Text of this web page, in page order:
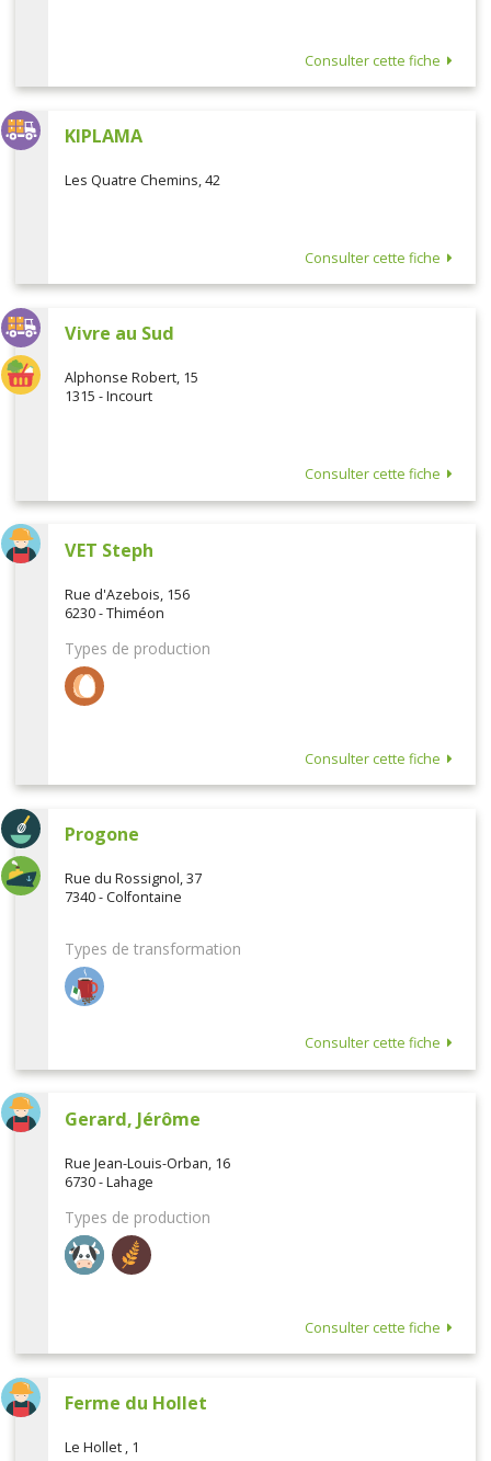
Consulter cette fiche
KIPLAMA
Les Quatre Chemins, 42
Consulter cette fiche
Vivre au Sud
Alphonse Robert, 15
1315 - Incourt
Consulter cette fiche
VET Steph
Rue d'Azebois, 156
6230 - Thiméon
Types de production
Consulter cette fiche
Progone
Rue du Rossignol, 37
7340 - Colfontaine
Types de transformation
Consulter cette fiche
Gerard, Jérôme
Rue Jean-Louis-Orban, 16
6730 - Lahage
Types de production
Consulter cette fiche
Ferme du Hollet
Le Hollet , 1